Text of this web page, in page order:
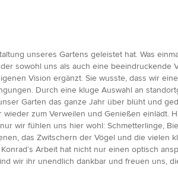
unseres Gartens geleistet hat. Was
sowohl uns als auch eine beeindruckende
Vision ergänzt. Sie wusste, dass wir
Durch eine kluge Auswahl an
Garten das ganze Jahr über blüht und
zum Verweilen und Genießen einlädt.
wir fühlen uns hier wohl: Schmetterlinge,
das Zwitschern der Vögel und die vielen
Arbeit hat nicht nur einen optisch
wir ihr unendlich dankbar und freuen uns,